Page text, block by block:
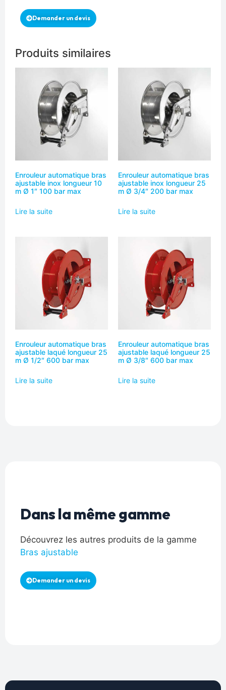
Demander un devis
Produits similaires
Enrouleur automatique bras
ajustable inox longueur 10
m Ø 1″ 100 bar max
Lire la suite
Enrouleur automatique bras
ajustable inox longueur 25
m Ø 3/4″ 200 bar max
Lire la suite
Enrouleur automatique bras
ajustable laqué longueur 25
m Ø 1/2″ 600 bar max
Lire la suite
Enrouleur automatique bras
ajustable laqué longueur 25
m Ø 3/8″ 600 bar max
Lire la suite
Dans la même gamme
Découvrez les autres produits de la gamme
Bras ajustable
Demander un devis